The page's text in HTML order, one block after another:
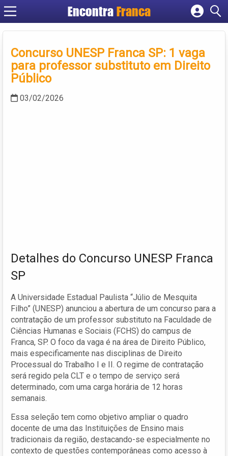
Encontra Franca
Cadastrar empresa
Criar conta
Concurso UNESP Franca SP: 1 vaga
para professor substituto em Direito
Público
03/02/2026
Detalhes do Concurso UNESP Franca
SP
A Universidade Estadual Paulista “Júlio de Mesquita
Filho” (UNESP) anunciou a abertura de um concurso para a
contratação de um professor substituto na Faculdade de
Ciências Humanas e Sociais (FCHS) do campus de
Franca, SP. O foco da vaga é na área de Direito Público,
mais especificamente nas disciplinas de Direito
Processual do Trabalho I e II. O regime de contratação
será regido pela CLT e o tempo de serviço será
determinado, com uma carga horária de 12 horas
semanais.
Essa seleção tem como objetivo ampliar o quadro
docente de uma das Instituições de Ensino mais
tradicionais da região, destacando-se especialmente no
contexto de questões contemporâneas como acesso à